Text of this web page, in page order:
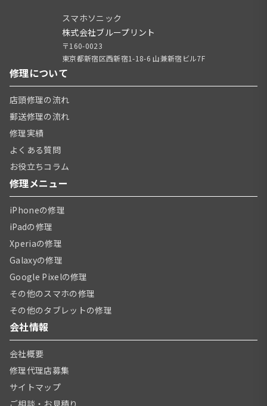
スマホソニック
株式会社ブループリント
〒160-0023
東京都新宿区西新宿1-18-6 山兼新宿ビル7F
修理について
店頭修理の流れ
郵送修理の流れ
修理実績
よくある質問
お役立ちコラム
修理メニュー
iPhoneの修理
iPadの修理
Xperiaの修理
Galaxyの修理
Google Pixelの修理
その他のスマホの修理
その他のタブレットの修理
会社情報
会社概要
修理代理店募集
サイトマップ